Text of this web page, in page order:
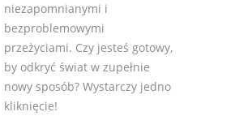
niezapomnianymi i
bezproblemowymi
przeżyciami. Czy jesteś gotowy,
by odkryć świat w zupełnie
nowy sposób? Wystarczy jedno
kliknięcie!